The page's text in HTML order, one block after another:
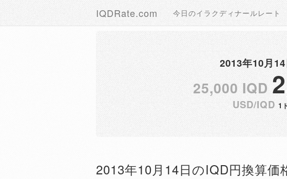
IQDRate.com 今日のイラクディナールレート
2013年10月
25,000 IQD
USD/IQD 1
2013年10月14日のIQD円換算価